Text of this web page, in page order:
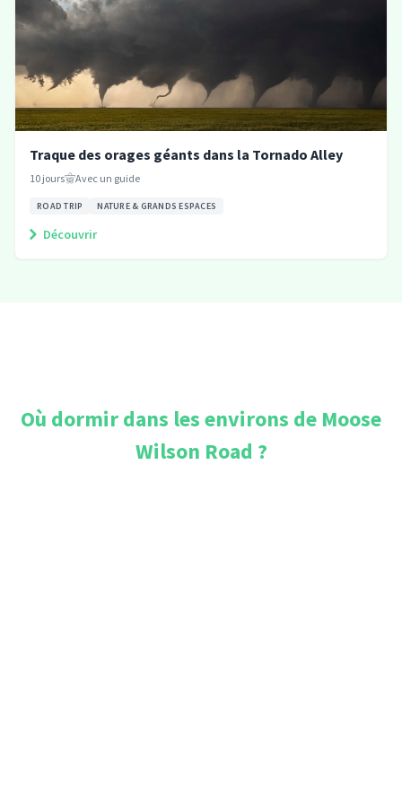
Traque des orages géants dans la Tornado Alley
10 jours Avec un guide
ROAD TRIP NATURE & GRANDS ESPACES
Découvrir
Où dormir dans les environs de Moose
Wilson Road ?